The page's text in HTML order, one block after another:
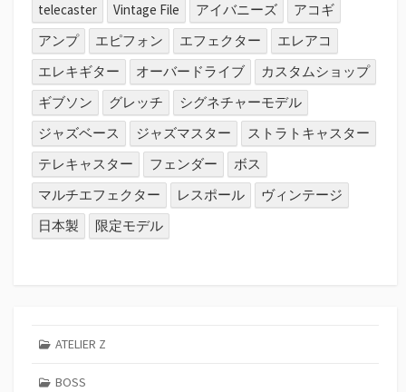
telecaster
Vintage File アイバニーズ
アコギ
アンプ
エピフォン エフェクター
エレアコ
エレキギター
オーバードライブ
カスタムショップ
ギブソン
グレッチ
シグネチャーモデル
ジャズベース
ジャズマスター
ストラトキャスター
テレキャスター
フェンダー
ボス
マルチエフェクター
レスポール
ヴィンテージ
日本製
限定モデル
ATELIER Z
BOSS